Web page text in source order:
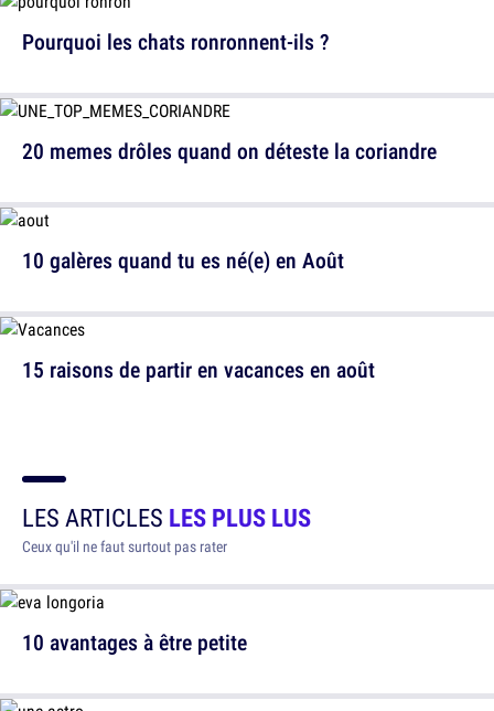
Pourquoi les chats ronronnent-ils ?
10 galères quand tu es né(e) en Août
20 memes drôles quand on déteste la coriandre
15 raisons de partir en vacances en août
LES ARTICLES LES PLUS LUS
Ceux qu'il ne faut surtout pas rater
10 avantages à être petite